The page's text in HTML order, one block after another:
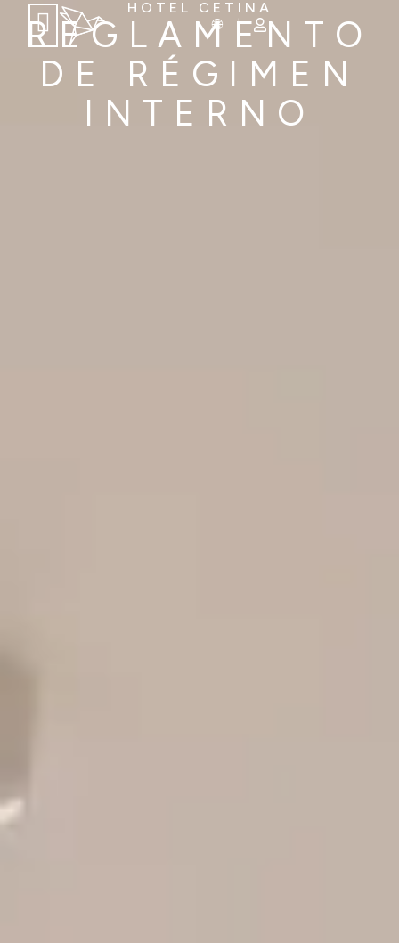
HOTEL CETINA
REGLAMENTO
DE RÉGIMEN
INTERNO